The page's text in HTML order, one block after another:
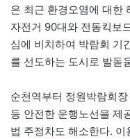
은 최근 환경오염에 대한
자전거 90대와 전동킥보
심에 비치하여 박람회 기
를 선도하는 도시로 발돋
순천역부터 정원박람회
등 안전한 운행노선을 제
법 주정차도 해소한다.